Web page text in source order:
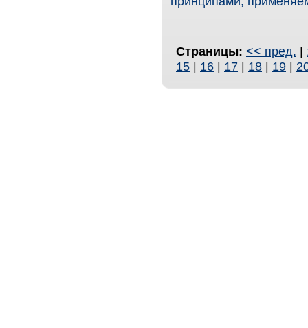
Страницы: << пред. |
15 | 16 | 17 | 18 | 19 |